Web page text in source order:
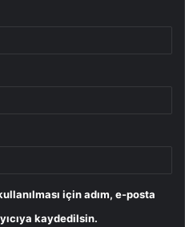
için adım, e-posta
kaydedilsin.